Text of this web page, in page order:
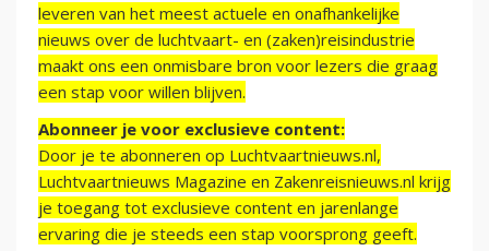
leveren van het meest actuele en onafhankelijke
nieuws over de luchtvaart- en (zaken)reisindustrie
maakt ons een onmisbare bron voor lezers die graag
een stap voor willen blijven.
Abonneer je voor exclusieve content:
Door je te abonneren op Luchtvaartnieuws.nl,
Luchtvaartnieuws Magazine en Zakenreisnieuws.nl krijg
je toegang tot exclusieve content en jarenlange
ervaring die je steeds een stap voorsprong geeft.